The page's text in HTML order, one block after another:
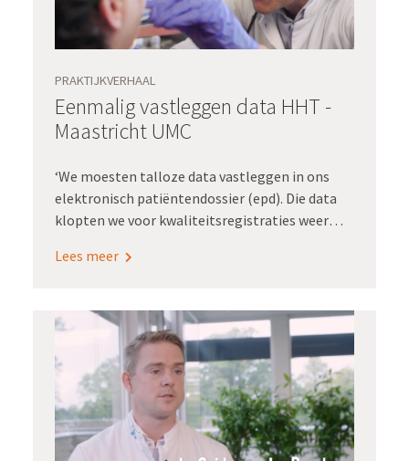
PRAKTIJKVERHAAL
Eenmalig vastleggen data HHT -
Maastricht UMC
‘We moesten talloze data vastleggen in ons
elektronisch patiëntendossier (epd). Die data
klopten we voor kwaliteitsregistraties weer
wilden is het eenmalig vastleggen van data, die
kwaliteitsregistratie en research. Dát was onze
filosofie toen we begonnen in 2015.’
Lees meer